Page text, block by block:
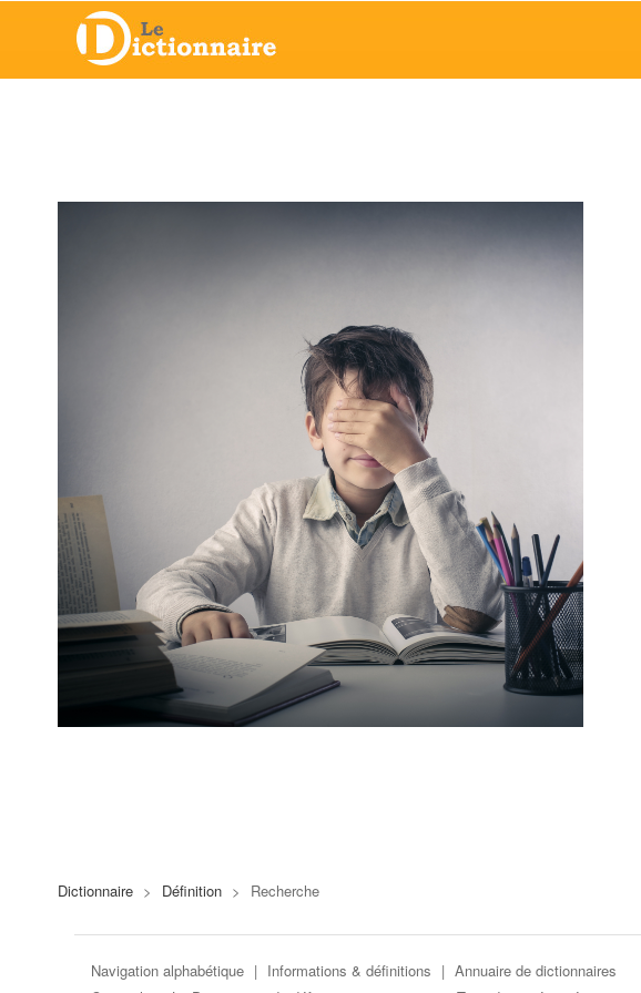
Dictionnaire > Définition > Recherche
Navigation alphabétique | Informations & définitions | Annuaire de dictionnaires